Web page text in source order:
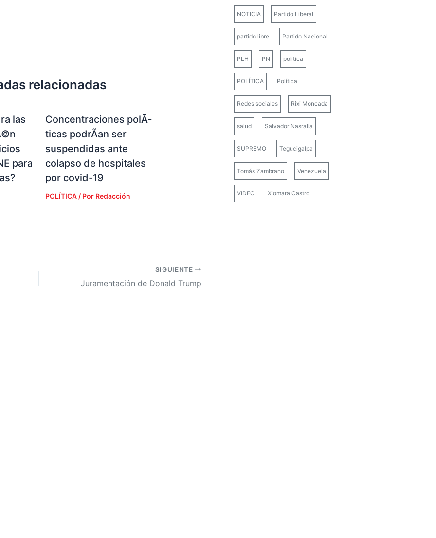
relacionadas
las
para
Concentraciones polÃ­
ticas podrÃ­an ser
suspendidas ante
colapso de hospitales
por covid-19
POLÍTICA/ Por Redacción
SIGUIENTE
Juramentación de Donald Trump
NOTICIA Partido Liberal
partido libre Partido Nacional
PLH PN politica
POLÍTICA Política
Redes sociales Rixi Moncada
salud Salvador Nasralla
SUPREMO Tegucigalpa
Tomás Zambrano Venezuela
VIDEO Xiomara Castro